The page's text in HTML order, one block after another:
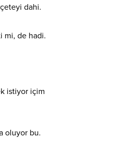
dahi.
mi, de hadi.
istiyor içim
oluyor bu.